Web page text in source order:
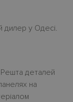
дилер у Одесі.
Решта деталей
на